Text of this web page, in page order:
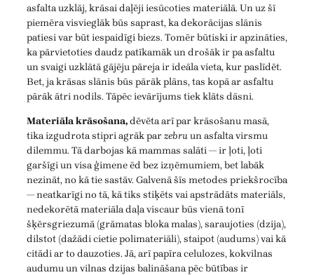
asfalta uzklāj, krāsai daļēji iesūcoties materiālā. Un uz šī
piemēra visvieglāk būs saprast, ka dekorācijas slānis
patiesi var būt iespaidīgi biezs. Tomēr būtiski ir apzināties,
ka pārvietoties daudz patīkamāk un drošāk ir pa asfaltu
un svaigi uzklātā gājēju pāreja ir ideāla vieta, kur paslīdēt.
Bet, ja krāsas slānis būs pārāk plāns, tas kopā ar asfaltu
pārāk ātri nodils. Tāpēc ievārījums tiek klāts dāsni.
Materiāla krāsošana,dēvēta arī par krāsošanu masā,
tika izgudrota stipri agrāk parzebruun asfalta virsmu
dilemmu. Tā darbojas kā mammas salāti — ir ļoti, ļoti
garšīgi un visa ģimene ēd bez izņēmumiem, bet labāk
nezināt, no kā tie sastāv. Galvenā šīs metodes priekšrocība
— neatkarīgi no tā, kā tiks stiķēts vai apstrādāts materiāls,
nedekorētā materiāla daļa viscaur būs vienā tonī
šķērsgriezumā (grāmatas bloka malas), saraujoties (dzija),
dilstot (dažādi cietie polimateriāli), staipot (audums) vai kā
citādi ar to dauzoties. Jā, arī papīra celulozes, kokvilnas
audumu un vilnas dzijas balināšana pēc būtības ir